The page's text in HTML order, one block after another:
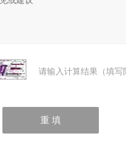
请输入计算结果（填